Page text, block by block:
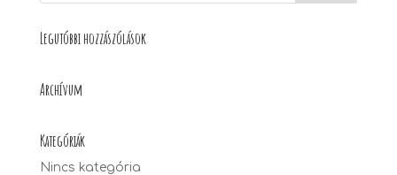
Legutóbbi hozzászólások
Archívum
Kategóriák
Nincs kategória